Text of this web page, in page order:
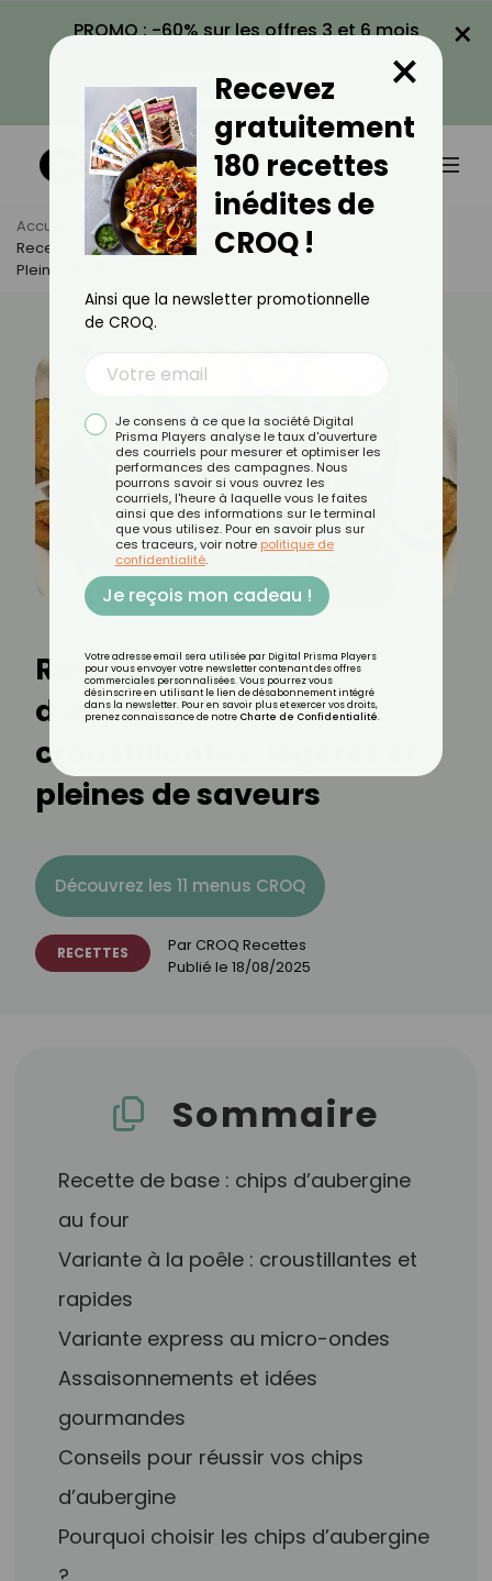
PROMO : -60% sur les offres 3 et 6 mois
VOIR LA PROMO
×
Accueil Actus
Recettes
Recette De Chips D’aubergine : Croustillantes, Légères Et
Pleines De Saveurs
Recette de chips
d’aubergine :
croustillantes, légères et
pleines de saveurs
Découvrez les 11 menus CROQ
RECETTES Par CROQ Recettes
Publié le 18/08/2025
Sommaire
Recette de base : chips d’aubergine
au four
Variante à la poêle : croustillantes et
rapides
Variante express au micro-ondes
Assaisonnements et idées
gourmandes
Conseils pour réussir vos chips
d’aubergine
Pourquoi choisir les chips d’aubergine
Recevez
gratuitement
180 recettes
inédites de
CROQ !
×
Ainsi que la newsletter promotionnelle
de CROQ.
Je consens à ce que la société Digital
Prisma Players analyse le taux d'ouverture
des courriels pour mesurer et optimiser les
performances des campagnes. Nous
pourrons savoir si vous ouvrez les
courriels, l'heure à laquelle vous le faites
ainsi que des informations sur le terminal
que vous utilisez. Pour en savoir plus sur
ces traceurs, voir notre politique de
confidentialité.
Je reçois mon cadeau !
Votre adresse email sera utilisée par Digital Prisma Players
pour vous envoyer votre newsletter contenant des offres
commerciales personnalisées. Vous pourrez vous
désinscrire en utilisant le lien de désabonnement intégré
dans la newsletter. Pour en savoir plus et exercer vos droits,
prenez connaissance de notre Charte de Confidentialité.